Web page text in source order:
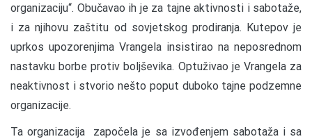
organizaciju“. Obučavao ih je za tajne aktivnosti i sabotaže,
i za njihovu zaštitu od sovjetskog prodiranja. Kutepov je
uprkos upozorenjima Vrangela insistirao na neposrednom
nastavku borbe protiv boljševika. Optuživao je Vrangela za
neaktivnost i stvorio nešto poput duboko tajne podzemne
organizacije.
Ta organizacija započela je sa izvođenjem sabotaža i sa